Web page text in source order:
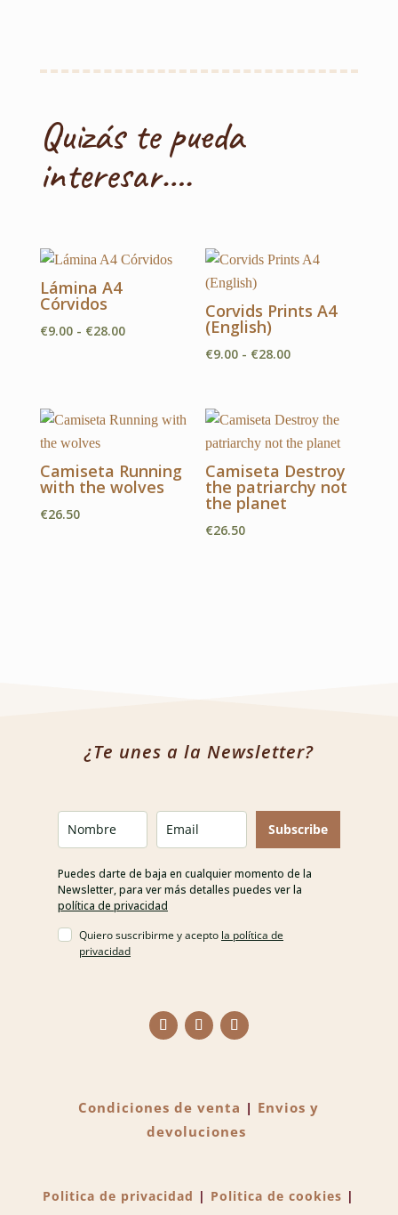
Quizás te pueda
interesar….
Lámina A4
Córvidos
€9.00 - €28.00Rango
€9.00
€28.00
Corvids Prints A4
(English)
€9.00 - €28.00Rango
desde
€9.00
hasta
€28.00
Camiseta Running
with the wolves
€26.50
Camiseta Destroy
the patriarchy not
the planet
€26.50
¿Te unes a la Newsletter?
Subscribe
Puedes darte de baja en cualquier momento de la
Newsletter, para ver más detalles puedes ver la
política de privacidad
Quiero suscribirme y acepto la política de
privacidad
Condiciones de venta | Envios y
devoluciones
Politica de privacidad | Politica de cookies |